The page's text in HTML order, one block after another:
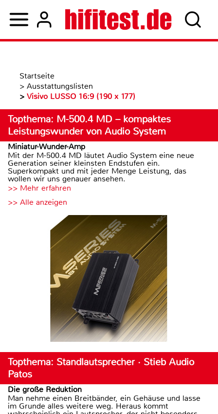
Startseite
> Ausstattungslisten
> Visivo LUSSO 16:9 (190 x 177)
Topthema: M-500.4 MD – kompaktes
Leistungswunder von Audio System
Miniatur-Wunder-Amp
Mit der M-500.4 MD läutet Audio System eine neue
Generation seiner kleinsten Endstufen ein.
Superkompakt und mit jeder Menge Leistung, das
wollen wir uns genauer ansehen.
>> Mehr erfahren
>> Alle anzeigen
Topthema: Standlautsprecher · Stieb Audio
Patos
Die große Reduktion
Man nehme einen Breitbänder, ein Gehäuse und lasse
im Grunde alles weitere weg. Heraus kommt